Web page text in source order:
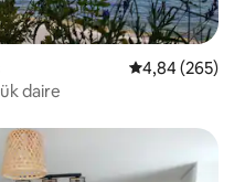
5 üzerinden
4,84 (265)
daire
arasında